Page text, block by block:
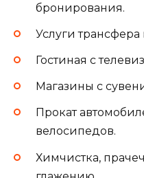
бронирования.
Услуги трансфера
Гостиная с
Магазины с
Прокат
велосипедов.
Химчистка,